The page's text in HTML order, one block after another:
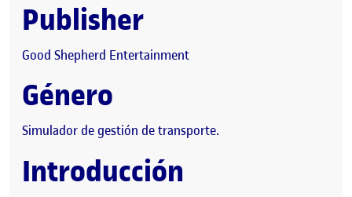
Publisher
Good Shepherd Entertainment
Género
Simulador de gestión de transporte.
Introducción